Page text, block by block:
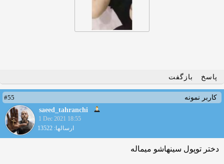
پاسخ بازگفت
کاربر نمونه
#55
saeed_tahranchi
1 Dec 2021 18:55
ارسالها: 13522
دختر توپول سینهاشو میماله